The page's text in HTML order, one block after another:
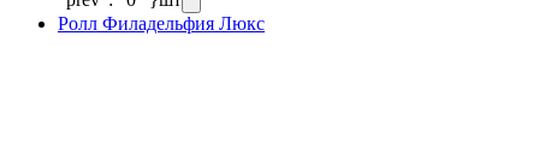
Ролл Филадельфия Люкс